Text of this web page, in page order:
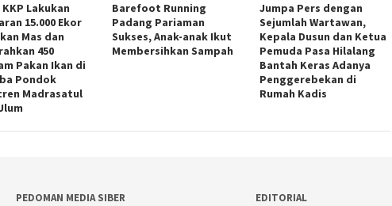
Lakukan
15.000 Ekor
Mas dan
450
Pakan Ikan di
Pondok
Madrasatul
Barefoot Running
Padang Pariaman
Sukses, Anak-anak Ikut
Membersihkan Sampah
Jumpa Pers dengan
Sejumlah Wartawan,
Kepala Dusun dan Ketua
Pemuda Pasa Hilalang
Bantah Keras Adanya
Penggerebekan di
Rumah Kadis
PEDOMAN MEDIA SIBER
EDITORIAL